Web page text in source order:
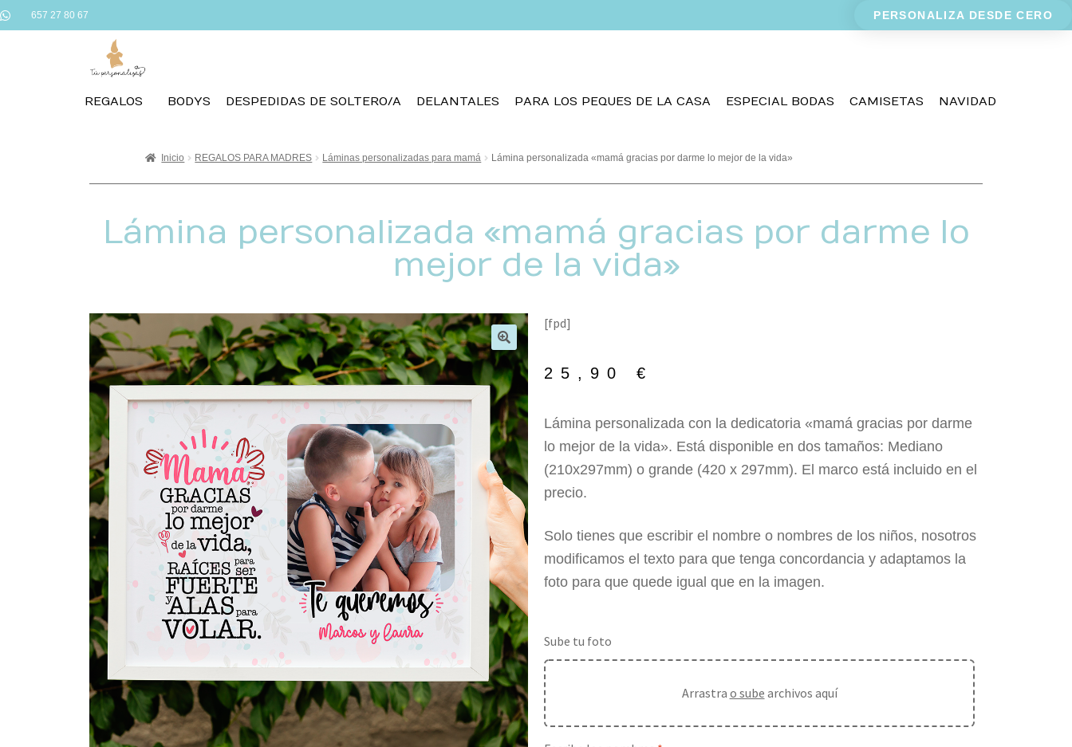
657 27 80 67 PERSONALIZA DESDE CERO
REGALOS BODYS DESPEDIDAS DE SOLTERO/A DELANTALES PARA LOS PEQUES DE LA CASA ESPECIAL BODAS CAMISETAS NAVIDAD
Inicio REGALOS PARA MADRES Láminas personalizadas para mamá Lámina personalizada «mamá gracias por darme lo mejor de la vida»
Lámina personalizada «mamá gracias por darme lo
mejor de la vida»
🔍
[fpd]
25,90 €
Lámina personalizada con la dedicatoria «mamá gracias por darme
lo mejor de la vida». Está disponible en dos tamaños: Mediano
(210x297mm) o grande (420 x 297mm). El marco está incluido en el
precio.
Solo tienes que escribir el nombre o nombres de los niños, nosotros
modificamos el texto para que tenga concordancia y adaptamos la
foto para que quede igual que en la imagen.
Sube tu foto
Arrastra o sube archivos aquí